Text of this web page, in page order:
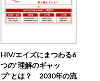
HIV/エイズにまつわる6
つの“理解のギャッ
プ”とは？ 2030年の流